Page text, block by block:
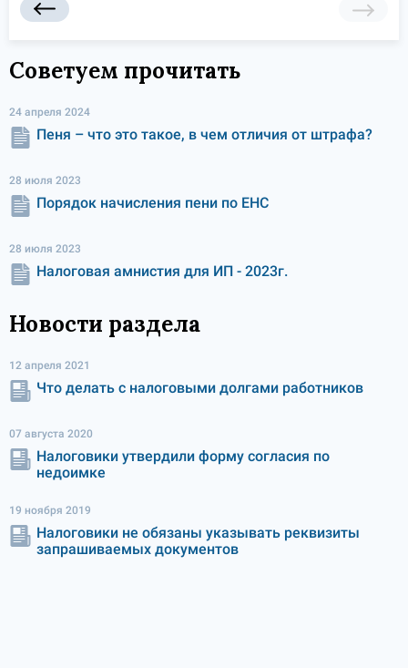
Советуем прочитать
24 апреля 2024
Пеня – что это такое, в чем отличия от штрафа?
28 июля 2023
Порядок начисления пени по ЕНС
28 июля 2023
Налоговая амнистия для ИП - 2023г.
Новости раздела
12 апреля 2021
Что делать с налоговыми долгами работников
07 августа 2020
Налоговики утвердили форму согласия по
недоимке
19 ноября 2019
Налоговики не обязаны указывать реквизиты
запрашиваемых документов